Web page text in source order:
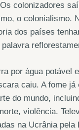
colonizadores
o colonialismo.
dos países
por água
caiu. A fome
do mundo,
violência.
na Ucrânia